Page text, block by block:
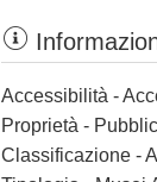
Accessibilità -
Proprietà -
Classificazione -